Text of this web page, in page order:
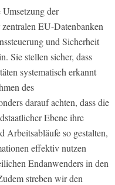
der
EU-Datenbanken
und Sicherheit
Sie stellen sicher, dass
systematisch erkannt
des
darauf achten, dass die
Ebene ihre
Arbeitsabläufe so gestalten,
effektiv nutzen
Endanwenders in den
streben wir den